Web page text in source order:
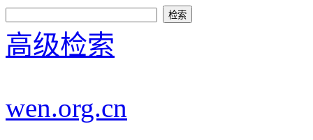
高级检索
wen.org.cn